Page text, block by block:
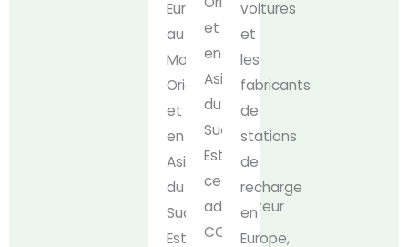
Europe,
au
Moyen-
Orient
et
en
Asie
du
Sud-
Est,
et
en
Asie
du
Sud-
Est,
cet
adaptateur
CCS2
voitures
et
les
fabricants
de
stations
de
recharge
en
Europe,